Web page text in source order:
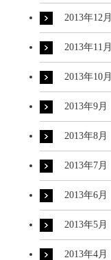
2013年12月
2013年11月
2013年10月
2013年9月
2013年8月
2013年7月
2013年6月
2013年5月
2013年4月